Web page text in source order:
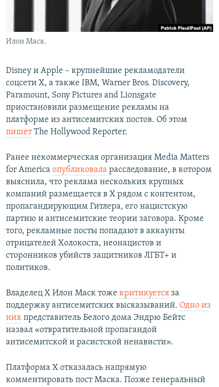
Илон Маск.
Disney и Apple – крупнейшие рекламодатели
соцсети X, а также IBM, Warner Bros. Discovery,
Paramount, Sony Pictures and Lionsgate
приостановили размещение рекламы на
платформе из антисемитских постов. Об этом
пишетThe Hollywood Reporter.
Ранее некоммерческая организация Media Matters
for America опубликовала расследование, в котором
выяснила, что реклама нескольких крупных
компаний размещается в X рядом с контентом,
пропагандирующим Гитлера, его нацистскую
партию и антисемитские теории заговора. Кроме
того, рекламные посты попадают в аккаунты
отрицателей Холокоста, неонацистов и
сторонников убийств защитников ЛГБТ+ и
политиков.
Владелец X Илон Маск тоже критикуется за
поддержку антисемитских высказываний. Одно из
них представитель Белого дома Эндрю Бейтс
назвал «отвратительной пропагандой
антисемитской и расистской ненависти».
Платформа X отказалась напрямую
комментировать пост Маска. Позже генеральный